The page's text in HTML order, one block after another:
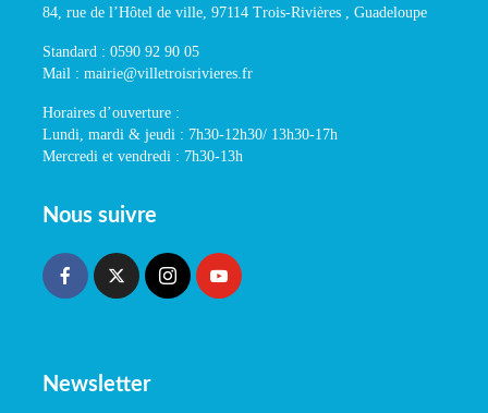
84, rue de l’Hôtel de ville, 97114 Trois-Rivières , Guadeloupe
Standard : 0590 92 90 05
Mail : mairie@villetroisrivieres.fr
Horaires d’ouverture :
Lundi, mardi & jeudi : 7h30-12h30/ 13h30-17h
Mercredi et vendredi : 7h30-13h
Nous suivre
Newsletter